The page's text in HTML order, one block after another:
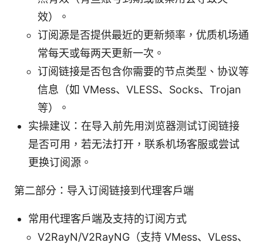
效）。
订阅源是否提供最近的更新频率，优质机场通
常每天或每两天更新一次。
订阅链接是否包含你需要的节点类型、协议等
信息（如 VMess、VLESS、Socks、Trojan
等）。
实操建议：在导入前先用浏览器测试订阅链接
是否可用，若无法打开，联系机场客服或尝试
更换订阅源。
第二部分：导入订阅链接到代理客户端
常用代理客户端及支持的订阅方式
V2RayN/V2RayNG（支持 VMess、VLess、